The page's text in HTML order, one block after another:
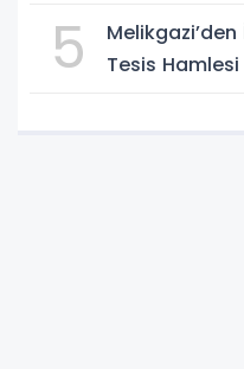
5
Tesis Hamlesi